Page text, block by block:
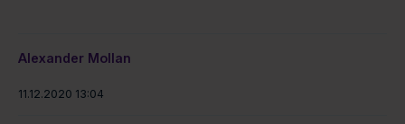
Alexander Mollan
11.12.2020 13:04